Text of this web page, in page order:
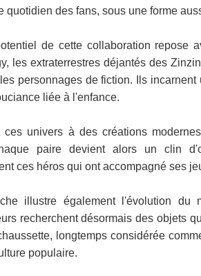
quotidien des fans, sous une forme
de cette collaboration repose
les extraterrestres déjantés des
personnages de fiction. Ils
liée à l'enfance.
ces univers à des créations
paire devient alors un clin
ces héros qui ont accompagné ses
illustre également l'évolution
recherchent désormais des objets
longtemps considérée
populaire.